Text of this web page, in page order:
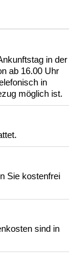
in der
ab 16.00 Uhr
in
möglich ist.
Sie kostenfrei
sind in